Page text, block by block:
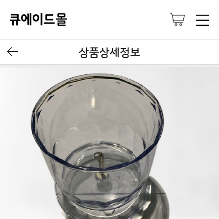
상품상세정보